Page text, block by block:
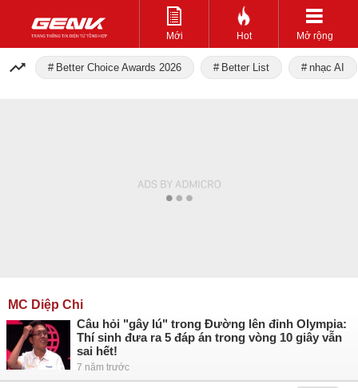
Mới Hot Mở rộng
Better Choice Awards 2026 Better List nhạc AI
MC Diệp Chi
Câu hỏi "gây lú" trong Đường lên đỉnh Olympia:
Thí sinh đưa ra 5 đáp án trong vòng 10 giây vẫn
sai hết!
7 năm trước